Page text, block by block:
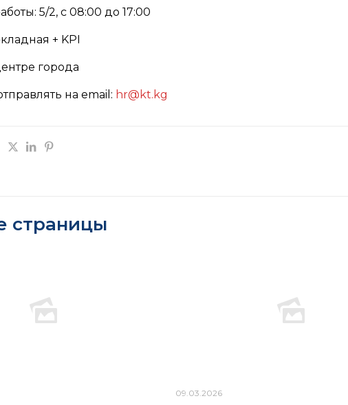
5/2, с 08:00 до 17:00
+ KPI
города
на email: hr@kt.kg
страницы
09.03.2026